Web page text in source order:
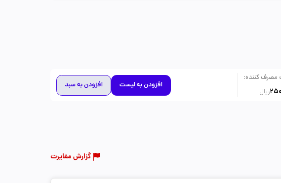
مصرف کننده:
ریال
افزودن به لیست افزودن به سبد
گزارش مغایرت